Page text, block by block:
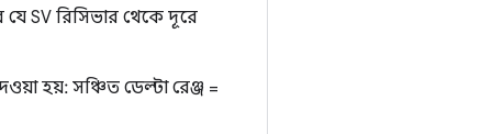
SV রিসিভার থেকে দূরে
হয়: সঞ্চিত ডেল্টা রেঞ্জ =